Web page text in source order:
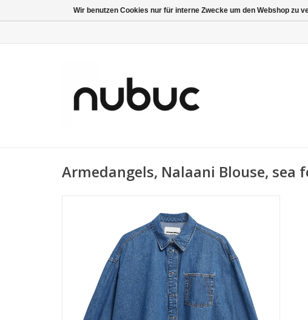
Armedangels, Nalaani Blouse, sea
Wir benutzen Cookies nur für interne Zwecke um den Webshop zu